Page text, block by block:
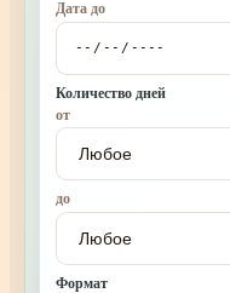
Дата до
Количество дней
от
до
Формат